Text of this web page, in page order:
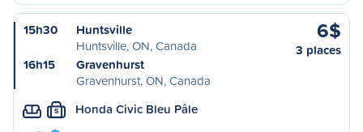
15h30
Huntsville
Huntsville, ON, Canada
16h15
Gravenhurst
Gravenhurst, ON, Canada
6$
3 places
S Honda Civic Bleu Pâle